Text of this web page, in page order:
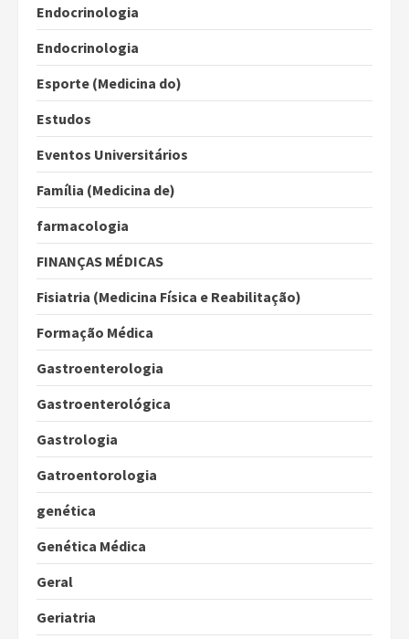
Endocrinologia
Endocrinologia
Esporte (Medicina do)
Estudos
Eventos Universitários
Família (Medicina de)
farmacologia
FINANÇAS MÉDICAS
Fisiatria (Medicina Física e Reabilitação)
Formação Médica
Gastroenterologia
Gastroenterológica
Gastrologia
Gatroentorologia
genética
Genética Médica
Geral
Geriatria